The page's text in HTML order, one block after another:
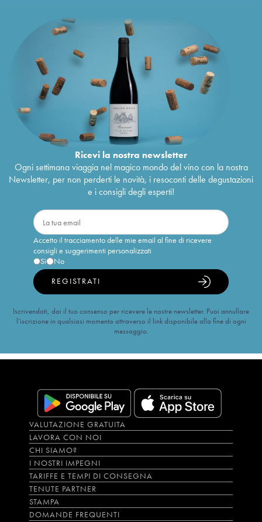
Ricevi la nostra newsletter
Ogni settimana viaggia nel magico mondo del vino con la nostra
Newsletter, per non perderti le novità, i resoconti delle degustazioni
e i consigli degli esperti!
Accetto il tracciamento delle mie email al fine di ricevere
consigli e suggerimenti personalizzati
Sì
No
REGISTRATI
Iscrivendoti, dai il tuo consenso per ricevere le nostre newsletter. Puoi annullare
l’iscrizione in qualsiasi momento attraverso il link disponibile alla fine di ogni
messaggio.
VALUTAZIONE GRATUITA
LAVORA CON NOI
CHI SIAMO?
I NOSTRI IMPEGNI
TARIFFE E TEMPI DI CONSEGNA
TENUTE PARTNER
STAMPA
DOMANDE FREQUENTI